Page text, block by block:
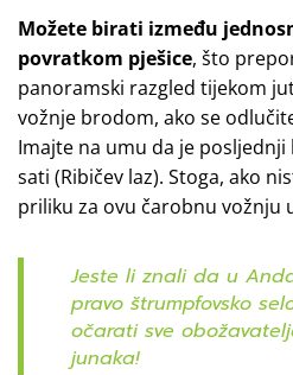
Možete birati između
povratkom pješice, što
panoramski razgled tijekom
vožnje brodom, ako se
Imajte na umu da je
sati (Ribičev laz). Stoga, ako
priliku za ovu čarobnu vožnju
Jeste li znali da u
pravo štrumpfovsko
očarati sve
junaka!